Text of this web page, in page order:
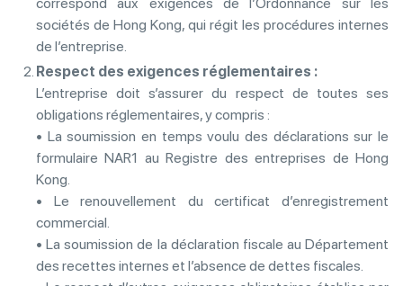
sociétés de Hong Kong, qui régit les procédures internes
de l’entreprise.
Respect des exigences réglementaires :
L’entreprise doit s’assurer du respect de toutes ses
obligations réglementaires, y compris :
• La soumission en temps voulu des déclarations sur le
formulaire NAR1 au Registre des entreprises de Hong
Kong.
• Le renouvellement du certificat d’enregistrement
commercial.
• La soumission de la déclaration fiscale au Département
des recettes internes et l’absence de dettes fiscales.